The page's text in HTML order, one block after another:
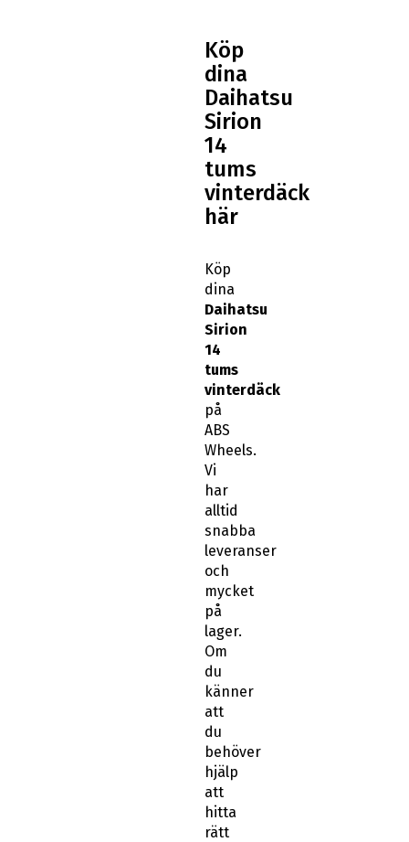
Köp
dina
Daihatsu
Sirion
14
tums
vinterdäck
här
Köp
dina
Daihatsu
Sirion
14
tums
vinterdäck
på
ABS
Wheels.
Vi
har
alltid
snabba
leveranser
och
mycket
på
lager.
Om
du
känner
att
du
behöver
hjälp
att
hitta
rätt